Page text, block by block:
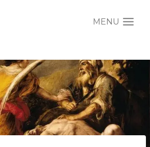
MENU